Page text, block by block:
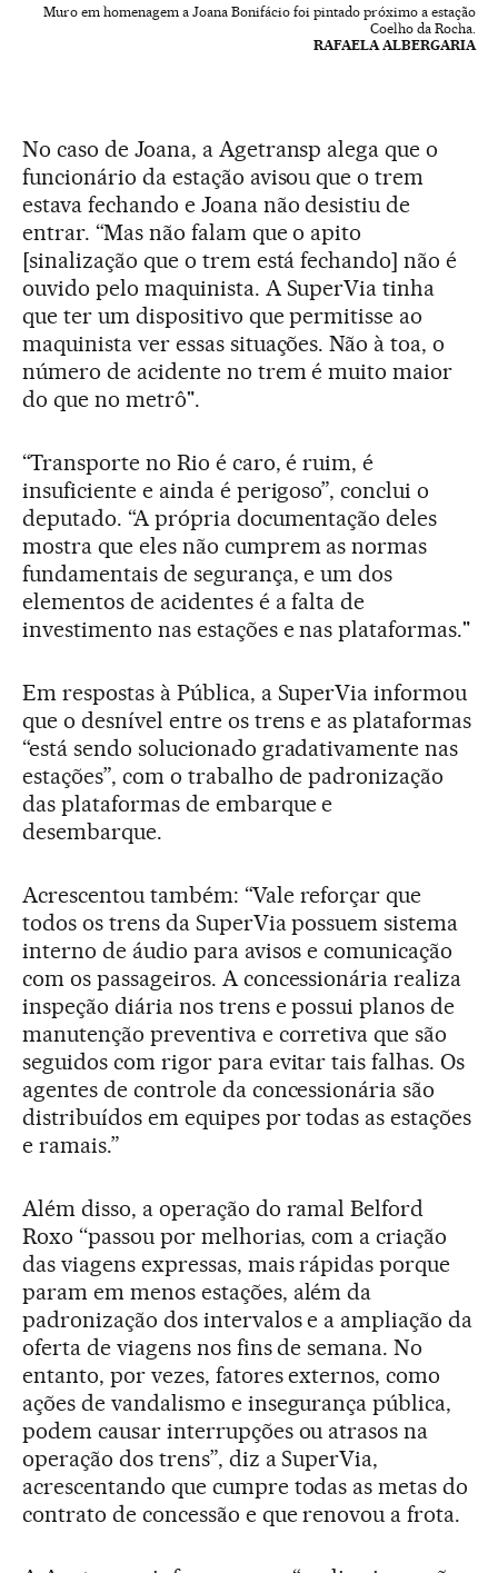
Muro em homenagem a Joana Bonifácio foi pintado próximo a estação
Coelho da Rocha.
RAFAELA ALBERGARIA
No caso de Joana, a Agetransp alega que o
funcionário da estação avisou que o trem
estava fechando e Joana não desistiu de
entrar. “Mas não falam que o apito
[sinalização que o trem está fechando] não é
ouvido pelo maquinista. A SuperVia tinha
que ter um dispositivo que permitisse ao
maquinista ver essas situações. Não à toa, o
número de acidente no trem é muito maior
do que no metrô".
“Transporte no Rio é caro, é ruim, é
insuficiente e ainda é perigoso”, conclui o
deputado. “A própria documentação deles
mostra que eles não cumprem as normas
fundamentais de segurança, e um dos
elementos de acidentes é a falta de
investimento nas estações e nas plataformas."
Em respostas à Pública, a SuperVia informou
que o desnível entre os trens e as plataformas
“está sendo solucionado gradativamente nas
estações”, com o trabalho de padronização
das plataformas de embarque e
desembarque.
Acrescentou também: “Vale reforçar que
todos os trens da SuperVia possuem sistema
interno de áudio para avisos e comunicação
com os passageiros. A concessionária realiza
inspeção diária nos trens e possui planos de
manutenção preventiva e corretiva que são
seguidos com rigor para evitar tais falhas. Os
agentes de controle da concessionária são
distribuídos em equipes por todas as estações
e ramais.”
Além disso, a operação do ramal Belford
Roxo ‘‘passou por melhorias, com a criação
das viagens expressas, mais rápidas porque
param em menos estações, além da
padronização dos intervalos e a ampliação da
oferta de viagens nos fins de semana. No
entanto, por vezes, fatores externos, como
ações de vandalismo e insegurança pública,
podem causar interrupções ou atrasos na
operação dos trens”, diz a SuperVia,
acrescentando que cumpre todas as metas do
contrato de concessão e que renovou a frota.